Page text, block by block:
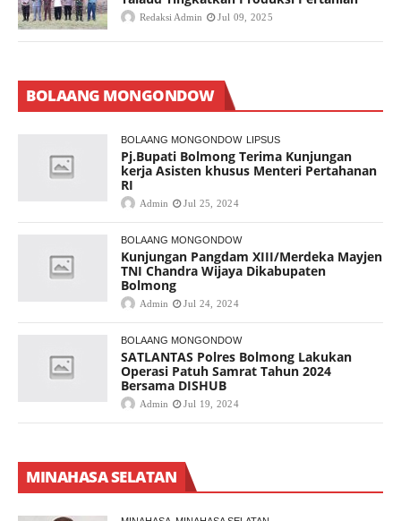
Redaksi Admin Jul 09, 2025
BOLAANG MONGONDOW
BOLAANG MONGONDOW LIPSUS
Pj.Bupati Bolmong Terima Kunjungan
kerja Asisten khusus Menteri Pertahanan
RI
Admin Jul 25, 2024
BOLAANG MONGONDOW
Kunjungan Pangdam XIII/Merdeka Mayjen
TNI Chandra Wijaya Dikabupaten
Bolmong
Admin Jul 24, 2024
BOLAANG MONGONDOW
SATLANTAS Polres Bolmong Lakukan
Operasi Patuh Samrat Tahun 2024
Bersama DISHUB
Admin Jul 19, 2024
MINAHASA SELATAN